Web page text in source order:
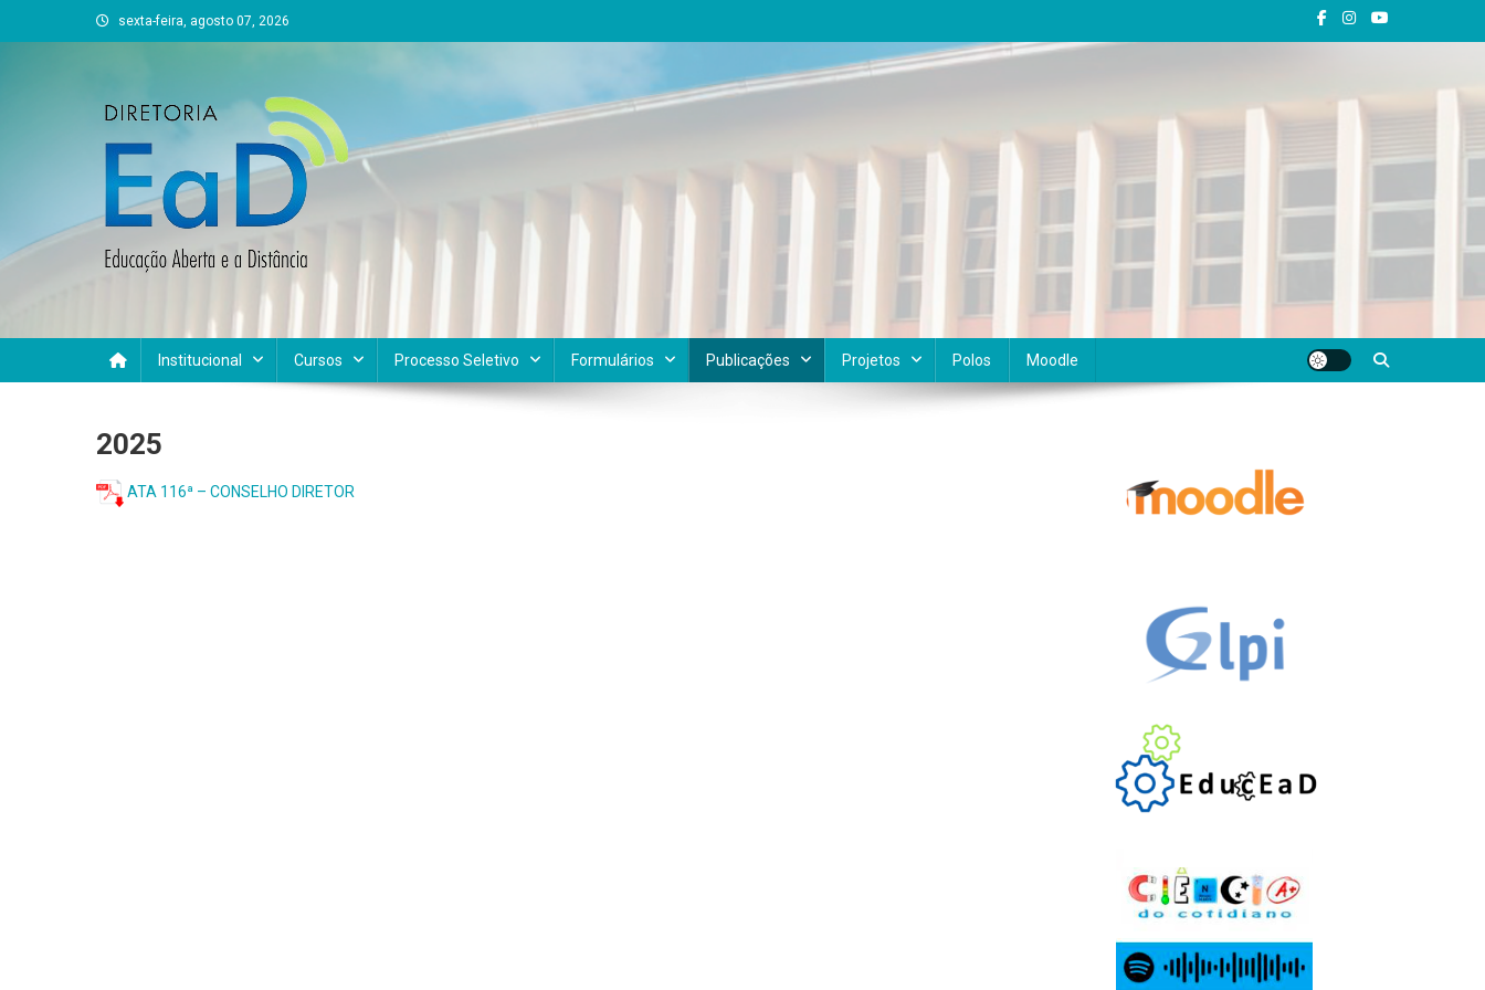
to
sexta-feira, agosto 07, 2026
DEAD UFVJM
Institucional Cursos Processo Seletivo Formulários Publicações Projetos Polos Moodle
2025
ATA 116ª – CONSELHO DIRETOR